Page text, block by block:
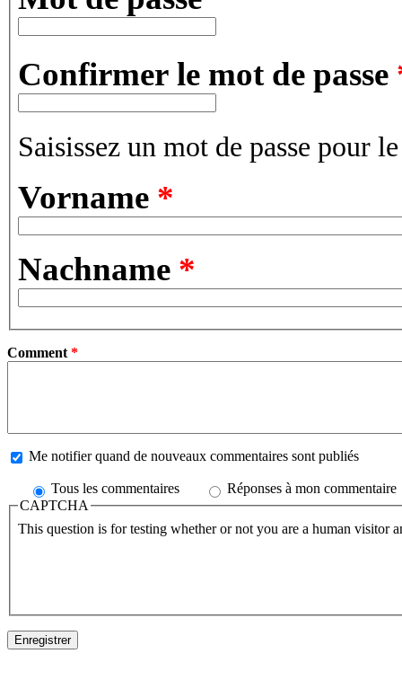
Confirmer le mot de passe
Saisissez un mot de passe pour
Vorname *
Nachname *
Comment*
Me notifier quand de nouveaux commentaires sont publiés
Tous les commentaires
Réponses à mon commentaire
CAPTCHA
This question is for testing whether or not you are a human visitor